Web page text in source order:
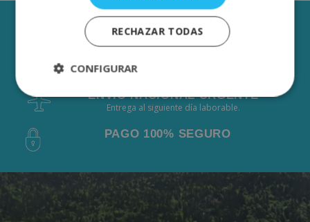
3 AÑOS DE GARANTÍA
De 2 a 3 días laborables.
ENVÍO NACIONAL URGENTE
Entrega al siguiente día laborable.
PAGO 100% SEGURO
RECHAZAR TODAS
CONFIGURAR
Estrictamente
necesarias
Rendimiento